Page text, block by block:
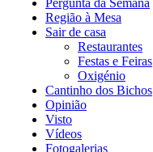
Região à Mesa
Sair de casa
Restaurantes
Festas e Feiras
Oxigénio
Cantinho dos Bichos
Opinião
Visto
Vídeos
Fotogalerias